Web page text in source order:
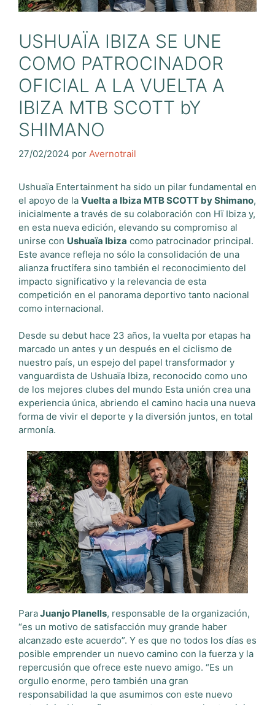
USHUAÏA IBIZA SE UNE
COMO PATROCINADOR
OFICIAL A LA VUELTA A
IBIZA MTB SCOTT bY
SHIMANO
27/02/2024 por Avernotrail
Ushuaïa Entertainment ha sido un pilar fundamental en
el apoyo de la Vuelta a Ibiza MTB SCOTT by Shimano,
inicialmente a través de su colaboración con Hï Ibiza y,
en esta nueva edición, elevando su compromiso al
unirse con Ushuaïa Ibiza como patrocinador principal.
Este avance refleja no sólo la consolidación de una
alianza fructífera sino también el reconocimiento del
impacto significativo y la relevancia de esta
competición en el panorama deportivo tanto nacional
como internacional.
Desde su debut hace 23 años, la vuelta por etapas ha
marcado un antes y un después en el ciclismo de
nuestro país, un espejo del papel transformador y
vanguardista de Ushuaïa Ibiza, reconocido como uno
de los mejores clubes del mundo Esta unión crea una
experiencia única, abriendo el camino hacia una nueva
forma de vivir el deporte y la diversión juntos, en total
armonía.
ParaJuanjo Planells, responsable de la organización,
“es un motivo de satisfacción muy grande haber
alcanzado este acuerdo”. Y es que no todos los días es
posible emprender un nuevo camino con la fuerza y la
repercusión que ofrece este nuevo amigo. “Es un
orgullo enorme, pero también una gran
responsabilidad la que asumimos con este nuevo